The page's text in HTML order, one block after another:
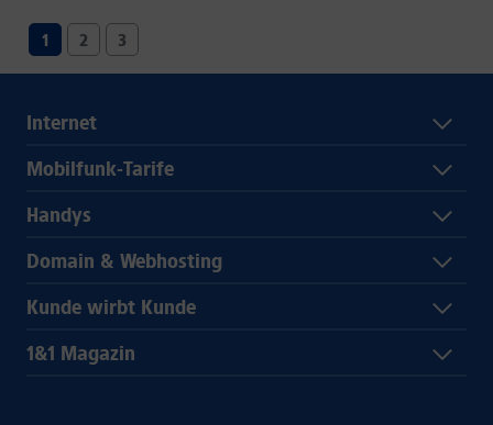
1 2 3
Internet
Mobilfunk-Tarife
Handys
Domain & Webhosting
Kunde wirbt Kunde
1&1 Magazin